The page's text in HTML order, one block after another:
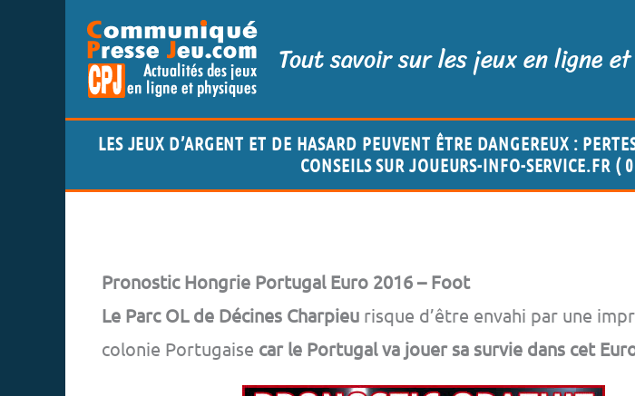
Tout savoir sur les jeux en ligne
LES JEUX D’ARGENT ET DE HASARD PEUVENT ÊTRE DANGEREUX :
CONSEILS SUR JOUEURS-INFO-SERVICE.FR
Pronostic Hongrie Portugal Euro 2016 – Foot
Le Parc OL de Décines Charpieu risque d’être envahi par une
colonie Portugaise car le Portugal va jouer sa survie dans cet